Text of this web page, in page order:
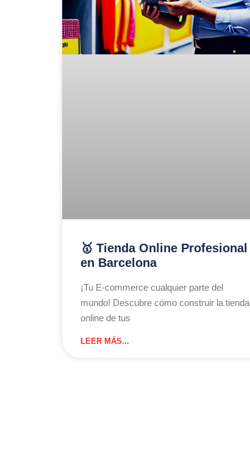
🥇 Tienda Online Profesional
en Barcelona
¡Tu E-commerce cualquier parte del
mundo! Descubre cómo construir la tienda
online de tus
LEER MÁS...